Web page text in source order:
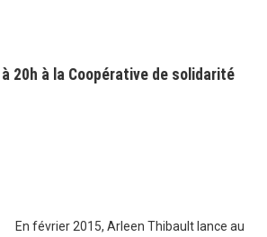
20h à la Coopérative de solidarité
En février 2015, Arleen Thibault lance au